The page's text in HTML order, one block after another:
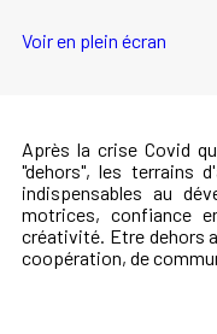
Voir en plein écran
Après la crise Covid
"dehors", les terrains
indispensables au
motrices, confiance
créativité. Etre dehors
coopération, de